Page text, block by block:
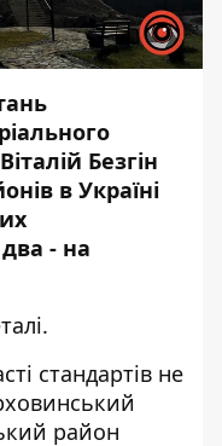
Безгін
в Україні
- на
стандартів не
район